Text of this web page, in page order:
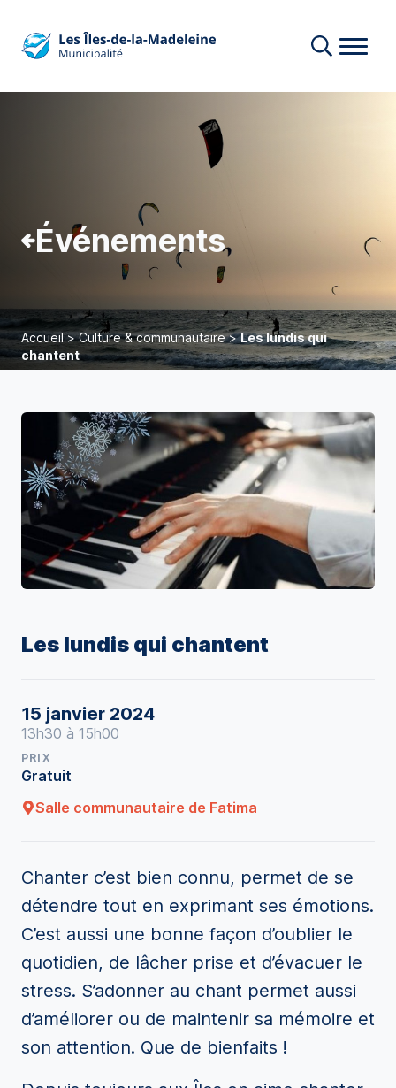
Événements
Accueil>Culture & communautaire>Les lundis qui
chantent
Les lundis qui chantent
15 janvier 2024
13h30 à 15h00
PRIX
Gratuit
Salle communautaire de Fatima
Chanter c’est bien connu, permet de se
détendre tout en exprimant ses émotions.
C’est aussi une bonne façon d’oublier le
quotidien, de lâcher prise et d’évacuer le
stress. S’adonner au chant permet aussi
d’améliorer ou de maintenir sa mémoire et
son attention. Que de bienfaits !